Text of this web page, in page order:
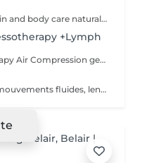
Using a selection of our fabulous skin and body care natural and organic products, we provide you with a Kanzu foot bath and massage while you sip on a thyme and cucumber Sparkling Water concoction (optional). Then feel the tension and stress melt away from your face, neck, shoulders and scalp as you lay back and experience an upper body massage followed by an intoxicating, hot-towel face treatment ending with a calming hair and scalp massage.
+Lymph
In this 30-min Escape, a Pressotherapy Air Compression gently tightens & relaxes the legs to boosts lymphatic drainage and reduces water retention. We add a Lymphatic Drainage Belly Massage to soothe tension and/or toxins caught in the tummy area. Your legs, and feet feel lighter, your body feels less bloated. This offer is available on Tuesday to Thursday from 10 to 3pm.
Massage du corps réalisé avec des mouvements fluides, lents et enveloppants qui avec une pression légère, vous offrira une détente profonde du corps et de l'esprit. Ce soin commence par un rafraîchissement stimulant des pieds pour favoriser la circulation sanguine et la relaxation. Pression légère à médium